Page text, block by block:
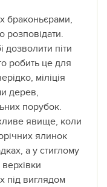
браконьєрами,
розповідати.
піти
робить це для
міліція
дерев,
порубок.
явище, коли
ялинок
а у стиглому
під виглядом